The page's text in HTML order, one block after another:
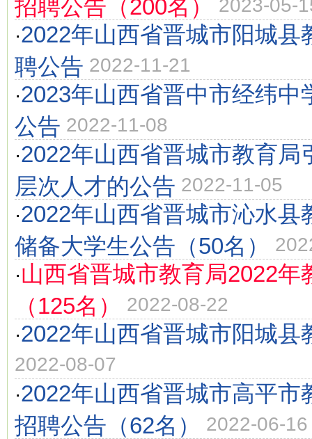
招聘公告（200名）
2023-05-
·2022年山西省晋城市阳城县
聘公告 2022-11-21
·2023年山西省晋中市经纬中
公告 2022-11-08
·2022年山西省晋城市教育局
层次人才的公告 2022-11-05
·2022年山西省晋城市沁水县
储备大学生公告（50名）
·山西省晋城市教育局2022年
（125名）
2022-08-22
·2022年山西省晋城市阳城县
2022-08-07
·2022年山西省晋城市高平市
招聘公告（62名）
2022-06-16